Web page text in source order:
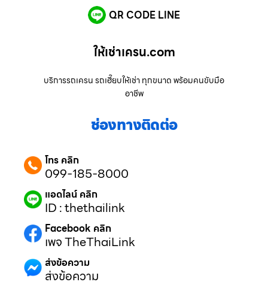
QR CODE LINE
ให้เช่าเครน.com
บริการรถเครน รถเฮี๊ยบให้เช่า ทุกขนาด พร้อมคนขับมือ
อาชีพ
ช่องทางติดต่อ
โทร คลิก
099-185-8000
แอดไลน์ คลิก
ID : thethailink
Facebook คลิก
เพจ TheThaiLink
ส่งข้อความ
ส่งข้อความ